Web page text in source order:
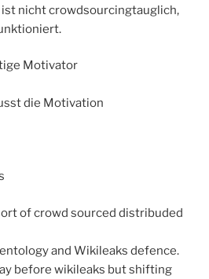
nicht crowdsourcingtauglich,
Motivator
die Motivation
of crowd sourced distribuded
and Wikileaks defence.
before wikileaks but shifting